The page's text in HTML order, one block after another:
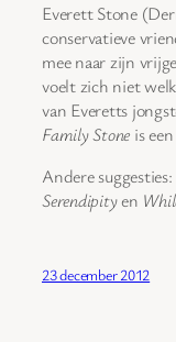
Everett Stone
conservatieve
mee naar zijn
voelt zich niet
van Everetts
Family Stone is
Andere suggesties:
Serendipityen
23 december 2012